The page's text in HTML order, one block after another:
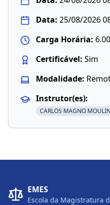
Data: 25/08/2026
Carga Horária:
Certificável: Sim
Modalidade:
Instrutor(es):
CARLOS MAGNO
EMES
Escola da Magistratura